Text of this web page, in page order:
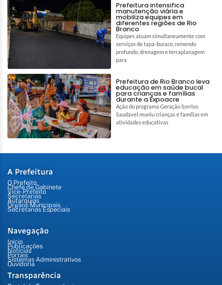
Prefeitura intensifica
manutenção viária e
mobiliza equipes em
diferentes regiões de Rio
Branco
Equipes atuam simultaneamente com
serviços de tapa-buraco, remendo
profundo, drenagem e terraplanagem
para
Prefeitura de Rio Branco leva
educação em saúde bucal
para crianças e famílias
durante a Expoacre
Ação do programa Geração Sorriso
Saudável reuniu crianças e famílias em
atividades educativas
A Prefeitura
O Prefeito
Chefe de Gabinete
Vice-Prefeito
Secretarias
Autarquias
Órgãos Municipais
Secretarias Especiais
Navegação
Início
Publicações
Notícias
Portais
Sistemas Administrativos
Ouvidoria
Transparência